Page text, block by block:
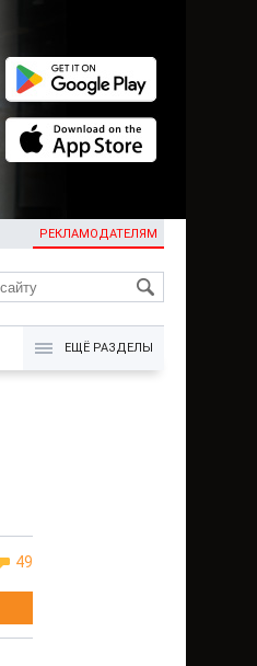
РЕКЛАМОДАТЕЛЯМ
KG
ЕЩЁ РАЗДЕЛЫ
49